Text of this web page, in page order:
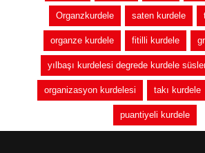
Organzkurdele saten kurdele
organze kurdele fitilli kurdele
yılbaşı kurdelesi degrede kurdele
organizasyon kurdelesi takı kurdele
puantiyeli kurdele